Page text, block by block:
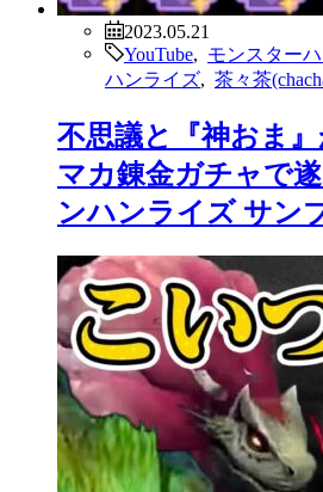
2023.05.21
YouTube
モンスター
ハンライズ
茶々茶
不思議と『神おま
マカ錬金ガチャで
ンハンライズ サン